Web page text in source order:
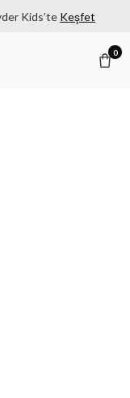
Kids’te Keşfet
0